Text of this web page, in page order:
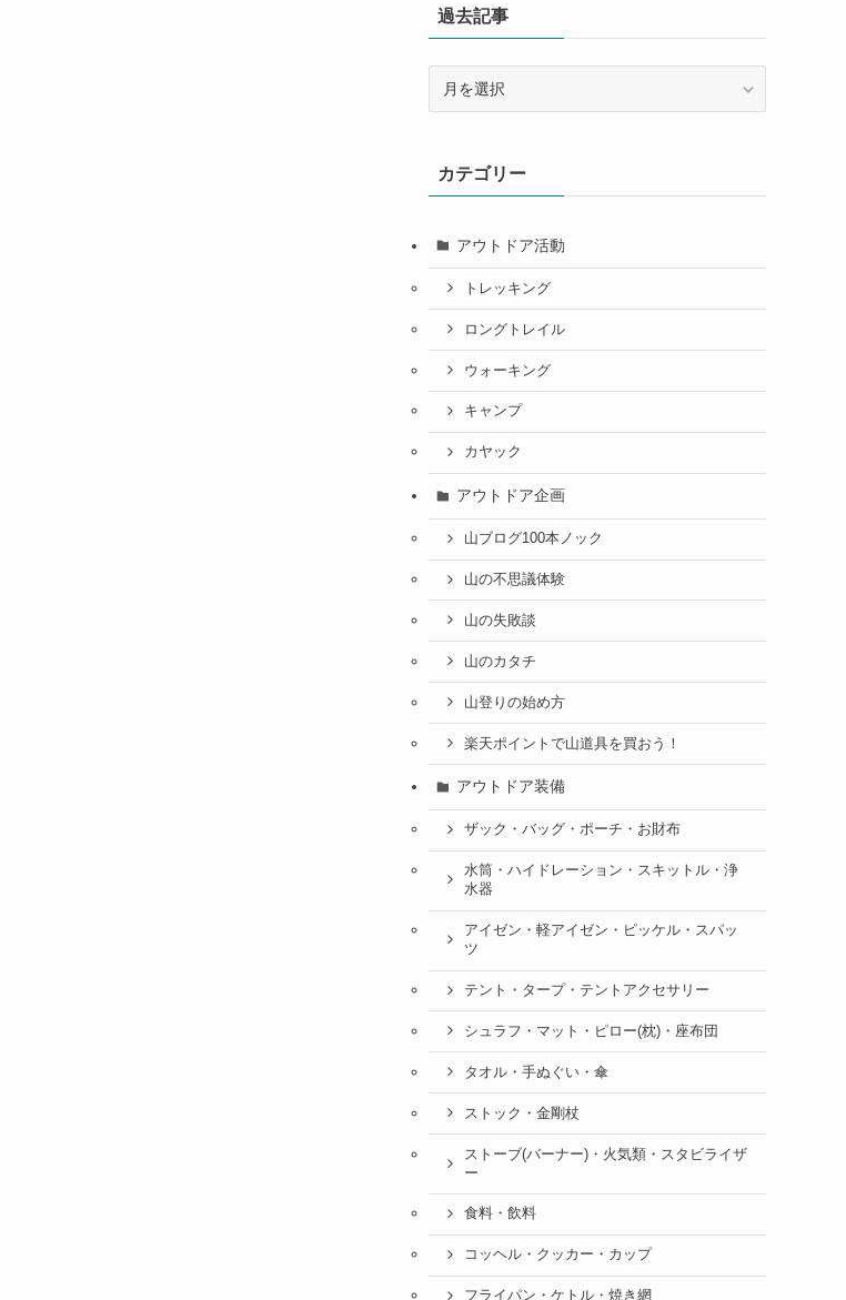
過去記事
カテゴリー
アウトドア活動
トレッキング
ロングトレイル
ウォーキング
キャンプ
カヤック
アウトドア企画
山ブログ100本ノック
山の不思議体験
山の失敗談
山のカタチ
山登りの始め方
楽天ポイントで山道具を買おう！
アウトドア装備
ザック・バッグ・ポーチ・お財布
水筒・ハイドレーション・スキットル・浄
水器
アイゼン・軽アイゼン・ピッケル・スパッ
ツ
テント・タープ・テントアクセサリー
シュラフ・マット・ピロー(枕)・座布団
タオル・手ぬぐい・傘
ストック・金剛杖
ストーブ(バーナー)・火気類・スタビライザ
ー
食料・飲料
コッヘル・クッカー・カップ
フライパン・ケトル・焼き網